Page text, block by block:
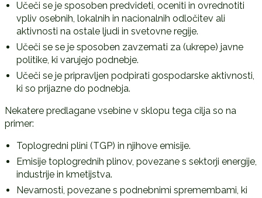
Učeči se je sposoben predvideti, oceniti in ovrednotiti
vpliv osebnih, lokalnih in nacionalnih odločitev ali
aktivnosti na ostale ljudi in svetovne regije.
Učeči se se je sposoben zavzemati za (ukrepe) javne
politike, ki varujejo podnebje.
Učeči se je pripravljen podpirati gospodarske aktivnosti,
ki so prijazne do podnebja.
Nekatere predlagane vsebine v sklopu tega cilja so na
primer:
Toplogredni plini (TGP) in njihove emisije.
Emisije toplogrednih plinov, povezane s sektorji energije,
industrije in kmetijstva.
Nevarnosti, povezane s podnebnimi spremembami, ki